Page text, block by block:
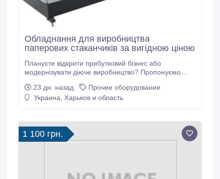
Обладнання для виробництва
паперових стаканчиків за вигідною ціною
Плануєте відкрити прибутковий бізнес або
модернізувати діюче виробництво? Пропонуємо
паперових стаканчиків та одноразового паперового
посуду. У наявності нові та б/в станки у відмінному
виготовлення продукції.
23 дн. назад
Прочее оборудование
Украина, Харьков и область
1 100 грн.